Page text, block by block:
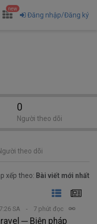
new
Đăng nhập/Đăng ký
theo dõi
xếp theo: Bài viết mới nhất
SA 7 phút đọc
─ Biện pháp
0
Người theo dõi